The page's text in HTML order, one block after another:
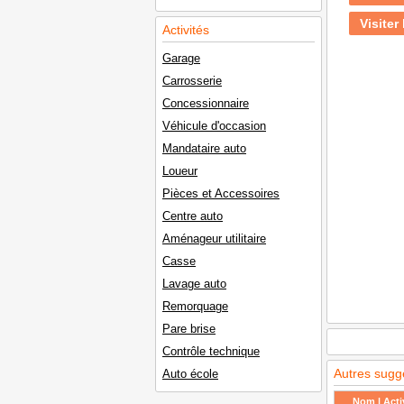
Activités
Garage
Carrosserie
Concessionnaire
Véhicule d'occasion
Mandataire auto
Loueur
Pièces et Accessoires
Centre auto
Aménageur utilitaire
Casse
Lavage auto
Remorquage
Pare brise
Contrôle technique
Auto école
Visiter
Autres
Nom |